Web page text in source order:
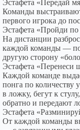
Эстафета «Передай
Команды
первого игрока до
Эстафета «Пройди по
На дистанции
каждой команды — по
другую сторону
Эстафета «Перенеси
Каждой команде
понга по количеству
в ложку, бегут к
обратно и передают
Эстафета
От каждой команды